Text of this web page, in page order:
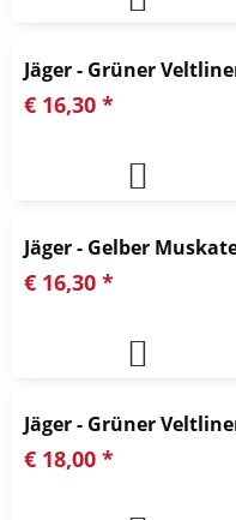
Jäger - Grüner
€ 16,30 *
Jäger - Gelber
€ 16,30 *
Jäger - Grüner
€ 18,00 *